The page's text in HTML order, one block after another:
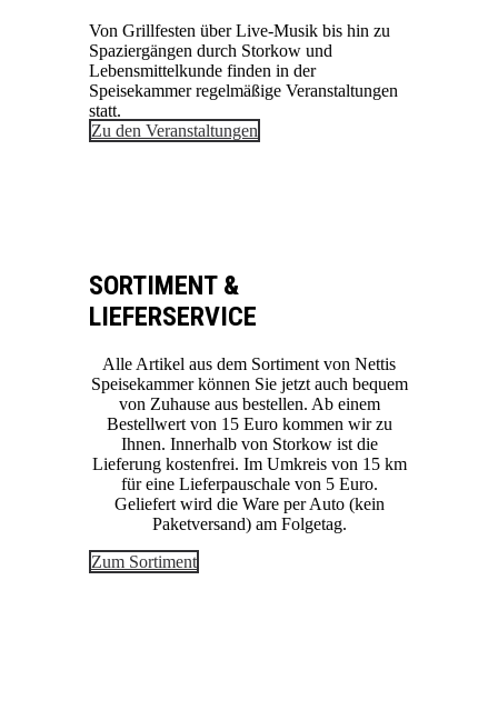
Von Grillfesten über Live-Musik bis hin zu
Spaziergängen durch Storkow und
Lebensmittelkunde finden in der
Speisekammer regelmäßige Veranstaltungen
statt.
Zu den Veranstaltungen
SORTIMENT &
LIEFERSERVICE
Alle Artikel aus dem Sortiment von Nettis
Speisekammer können Sie jetzt auch bequem
von Zuhause aus bestellen. Ab einem
Bestellwert von 15 Euro kommen wir zu
Ihnen. Innerhalb von Storkow ist die
Lieferung kostenfrei. Im Umkreis von 15 km
für eine Lieferpauschale von 5 Euro.
Geliefert wird die Ware per Auto (kein
Paketversand) am Folgetag.
Zum Sortiment